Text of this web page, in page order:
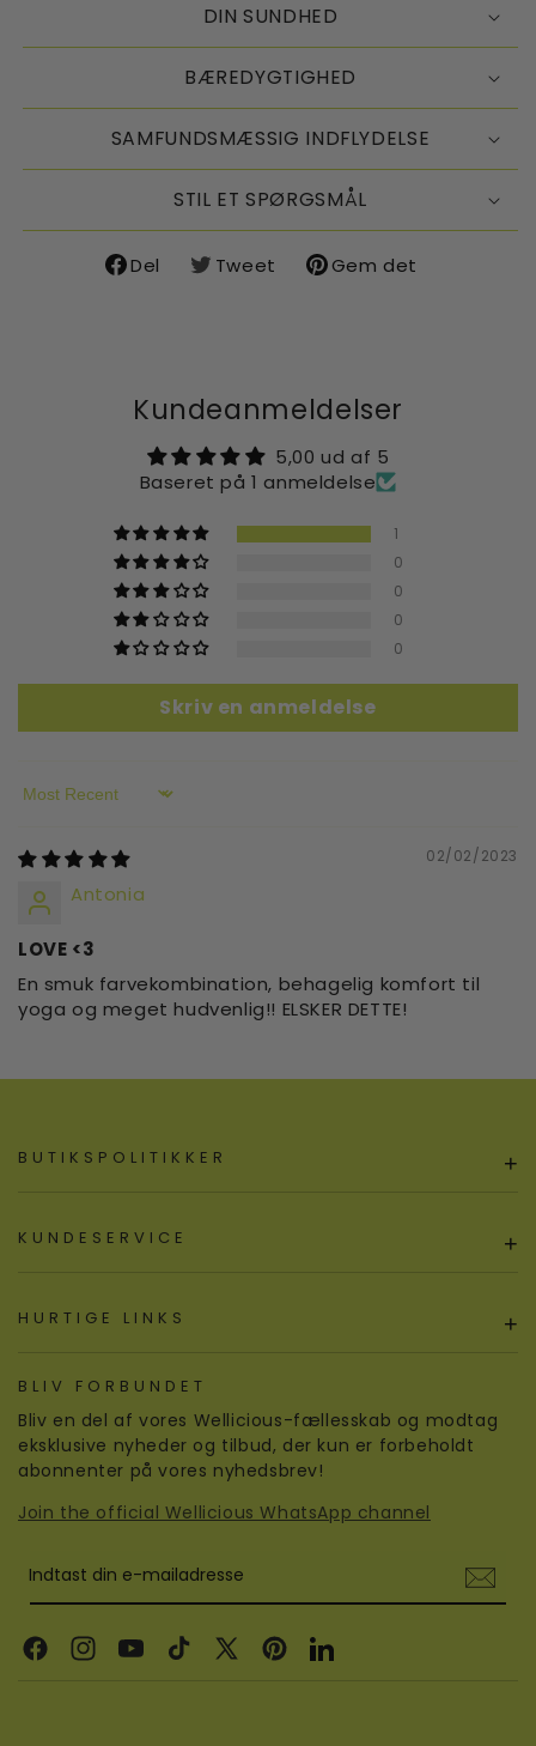
DIN SUNDHED
BÆREDYGTIGHED
SAMFUNDSMÆSSIG INDFLYDELSE
STIL ET SPØRGSMÅL
Del
Del
Tweet
Del
Gem det
Del
Kundeanmeldelser
5,00 ud af 5
Baseret på 1 anmeldelse
1
0
0
0
0
Skriv en anmeldelse
Sort by
02/02/2023
Antonia
LOVE <3
En smuk farvekombination, behagelig komfort til
yoga og meget hudvenlig!! ELSKER DETTE!
BUTIKSPOLITIKKER +
KUNDESERVICE +
HURTIGE LINKS +
BLIV FORBUNDET
Bliv en del af vores Wellicious-fællesskab og modtag
eksklusive nyheder og tilbud, der kun er forbeholdt
abonnenter på vores nyhedsbrev!
Join the official Wellicious WhatsApp channel
Indtast din e-mailadresse
FacebookInstagramYouTubeTikTokX
PinterestLinkedIn